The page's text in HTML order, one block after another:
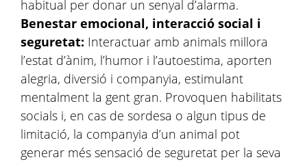
habitual per donar un senyal d’alarma.
Benestar emocional, interacció social i
seguretat: Interactuar amb animals millora
l’estat d’ànim, l’humor i l’autoestima, aporten
alegria, diversió i companyia, estimulant
mentalment la gent gran. Provoquen habilitats
socials i, en cas de sordesa o algun tipus de
limitació, la companyia d’un animal pot
generar més sensació de seguretat per la seva